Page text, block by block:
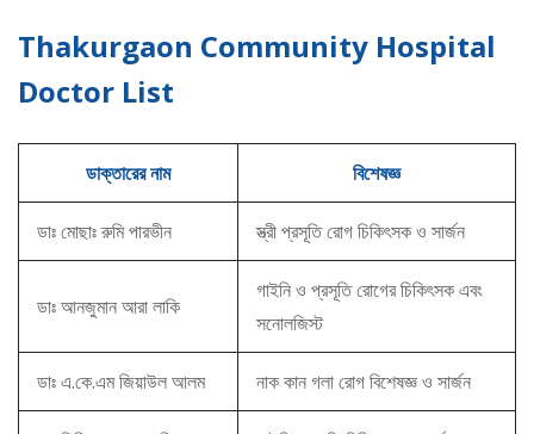
Thakurgaon Community Hospital
Doctor List
ডাক্তারের নাম বিশেষজ্ঞ
ডাঃ মোছাঃ রুমি পারভীন স্ত্রী প্রসূতি রোগ চিকিৎসক ও সার্জন
ডাঃ আনজুমান আরা লাকি
গাইনি ও প্রসূতি রোগের চিকিৎসক এবং
সনোলজিস্ট
ডাঃ এ.কে.এম জিয়াউল আলম নাক কান গলা রোগ বিশেষজ্ঞ ও সার্জন